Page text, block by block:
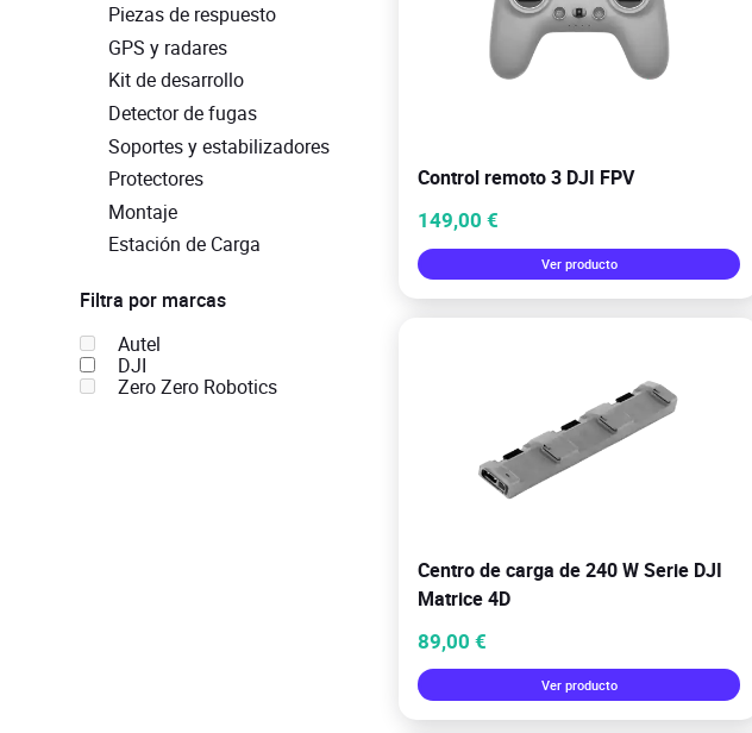
Piezas de respuesto
GPS y radares
Kit de desarrollo
Detector de fugas
Soportes y estabilizadores
Protectores
Montaje
Estación de Carga
Filtra por marcas
Autel
DJI
Zero Zero Robotics
Control remoto 3 DJI FPV
149,00 €
Ver producto
Centro de carga de 240 W Serie DJI
Matrice 4D
89,00 €
Ver producto